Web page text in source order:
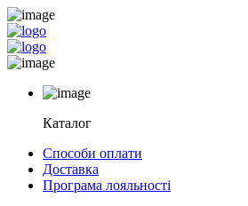
Каталог
Способи оплати
Доставка
Програма лояльності